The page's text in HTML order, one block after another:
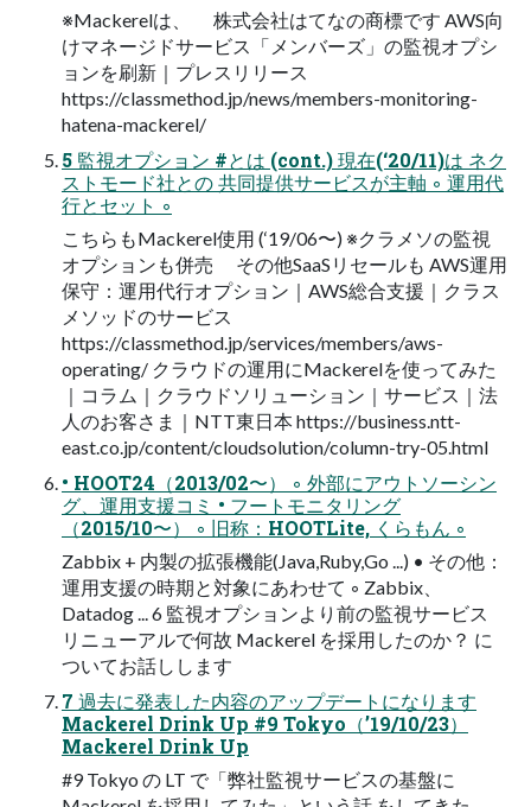
※Mackerelは、 株式会社はてなの商標です AWS向
けマネージドサービス「メンバーズ」の監視オプシ
ョンを刷新｜プレスリリース
https://classmethod.jp/news/members-monitoring-
hatena-mackerel/
5 監視オプション #とは (cont.) 現在(‘20/11)は ネク
ストモード社との 共同提供サービスが主軸 ◦ 運用代
行とセット ◦
こちらもMackerel使用 (‘19/06〜) ※クラメソの監視
オプションも併売 その他SaaSリセールも AWS運用
保守：運用代行オプション｜AWS総合支援｜クラス
メソッドのサービス
https://classmethod.jp/services/members/aws-
operating/ クラウドの運用にMackerelを使ってみた
｜コラム｜クラウドソリューション｜サービス｜法
人のお客さま｜NTT東日本 https://business.ntt-
east.co.jp/content/cloudsolution/column-try-05.html
• HOOT24（2013/02〜） ◦ 外部にアウトソーシン
グ、運用支援コミ • フートモニタリング
（2015/10〜） ◦ 旧称：HOOTLite, くらもん ◦
Zabbix + 内製の拡張機能(Java,Ruby,Go ...) • その他：
運用支援の時期と対象にあわせて ◦ Zabbix、
Datadog ... 6 監視オプションより前の監視サービス
リニューアルで何故 Mackerel を採用したのか？ に
ついてお話しします
7 過去に発表した内容のアップデートになります
Mackerel Drink Up #9 Tokyo（’19/10/23）
Mackerel Drink Up
#9 Tokyo の LT で「弊社監視サービスの基盤に